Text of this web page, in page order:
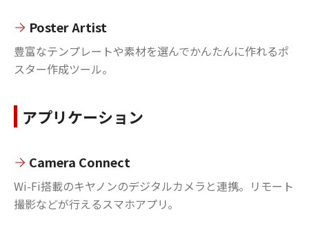
Poster Artist
豊富なテンプレートや素材を選んでかんたんに作れるポ
スター作成ツール。
アプリケーション
Camera Connect
Wi-Fi搭載のキヤノンのデジタルカメラと連携。リモート
撮影などが行えるスマホアプリ。